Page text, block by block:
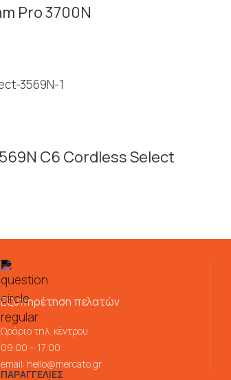
Pro 3700N
C6 Cordless Select
Εξυπηρέτηση πελατών
Ωράριο τηλ. κέντρου
09:00 – 17:00
email: hello@mercato.gr
ΠΑΡΑΓΓΕΛΙΕΣ